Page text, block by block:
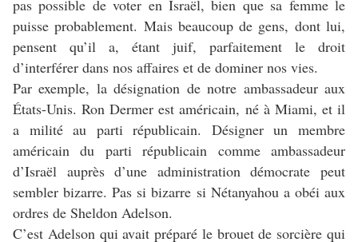
pas possible de voter en Israël, bien que sa femme le
puisse probablement. Mais beaucoup de gens, dont lui,
pensent qu’il a, étant juif, parfaitement le droit
d’interférer dans nos affaires et de dominer nos vies.
Par exemple, la désignation de notre ambassadeur aux
États-Unis. Ron Dermer est américain, né à Miami, et il
a milité au parti républicain. Désigner un membre
américain du parti républicain comme ambassadeur
d’Israël auprès d’une administration démocrate peut
sembler bizarre. Pas si bizarre si Nétanyahou a obéi aux
ordres de Sheldon Adelson.
C’est Adelson qui avait préparé le brouet de sorcière qui